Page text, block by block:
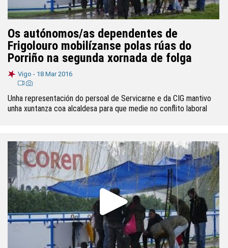
Os autónomos/as dependentes de
Frigolouro mobilízanse polas rúas do
Porriño na segunda xornada de folga
Vigo - 18 Mar 2016
Unha representación do persoal de Servicarne e da CIG mantivo
unha xuntanza coa alcaldesa para que medie no conflito laboral